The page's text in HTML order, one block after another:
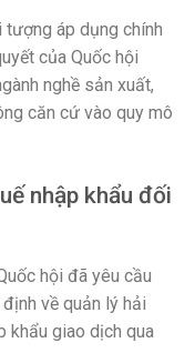
tượng áp dụng chính
của Quốc hội
nghề sản xuất,
căn cứ vào quy mô
nhập khẩu đối
hội đã yêu cầu
về quản lý hải
khẩu giao dịch qua